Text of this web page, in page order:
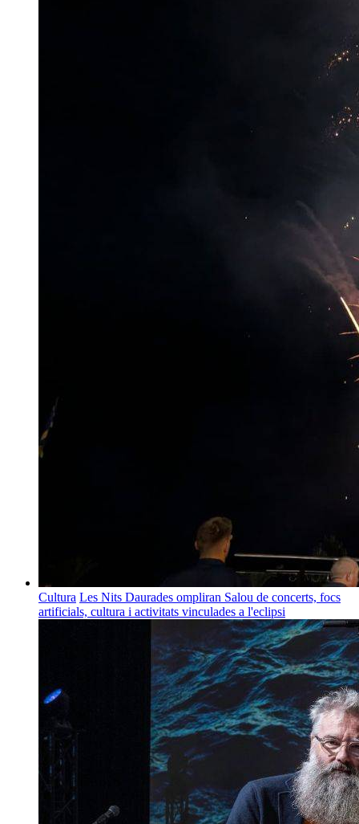
Cultura Les Nits Daurades ompliran Salou de concerts, focs
artificials, cultura i activitats vinculades a l'eclipsi